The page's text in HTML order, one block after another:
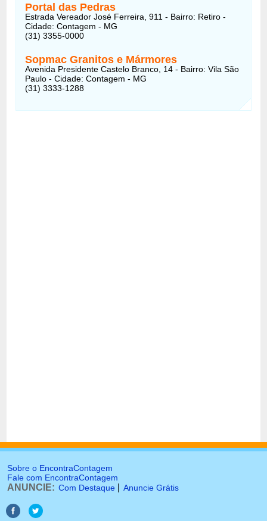
Portal das Pedras
Estrada Vereador José Ferreira, 911 - Bairro: Retiro -
Cidade: Contagem - MG
(31) 3355-0000
Sopmac Granitos e Mármores
Avenida Presidente Castelo Branco, 14 - Bairro: Vila São
Paulo - Cidade: Contagem - MG
(31) 3333-1288
Sobre o EncontraContagem
Fale com EncontraContagem
ANUNCIE: Com Destaque Anuncie Grátis